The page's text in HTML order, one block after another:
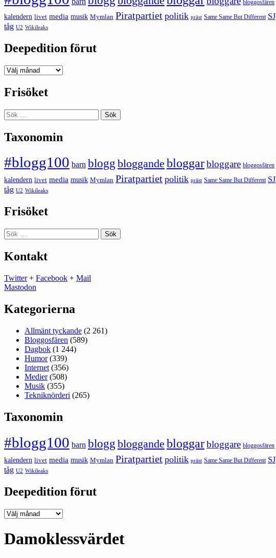
bloggosfären
kalendern livet media musik Mymlan Piratpartiet politik präst Same Same But Different SJ
tåg U2 Wikileaks
Deepedition förut
Deepedition
Frisöket
Sök
efter:
Taxonomin
#blogg100 barn blogg bloggande bloggarbloggare bloggosfären
kalendern livet media musik Mymlan Piratpartiet politik präst Same Same But Different SJ
tåg U2 Wikileaks
Frisöket
Sök
efter:
Kontakt
Twitter+ Facebook + Mail
Mastodon
Kategorierna
Allmänt tyckande (2 261)
Bloggosfären (589)
Dagbok (1 244)
Humor(339)
Internet (356)
Medier(508)
Musik (355)
Tekniknörderi (265)
Taxonomin
#blogg100 barn blogg bloggande bloggarbloggare bloggosfären
kalendern livet media musik Mymlan Piratpartiet politik präst Same Same But Different SJ
tåg U2 Wikileaks
Deepedition förut
Deepedition
Damoklessvärdet